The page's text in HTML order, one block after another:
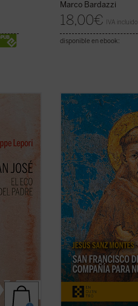
Marco Bardazzi
18,00€ IVA incluido
disponible en ebook:
la
a la
Padre
La de san
historias de
el Evangelio,
espiritual todos los
santidad encarnada
época. «El autor
... (ver ficha)